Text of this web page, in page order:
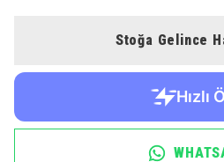
Stoğa Gelince